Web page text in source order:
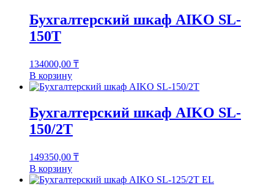
Бухгалтерский шкаф AIKO SL-
150Т
134000,00 ₸
В корзину
Бухгалтерский шкаф AIKO SL-
150/2Т
149350,00 ₸
В корзину